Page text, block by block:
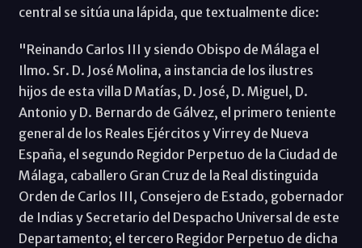
central se sitúa una lápida, que textualmente dice:
"Reinando Carlos III y siendo Obispo de Málaga el
Ilmo. Sr. D. José Molina, a instancia de los ilustres
hijos de esta villa D Matías, D. José, D. Miguel, D.
Antonio y D. Bernardo de Gálvez, el primero teniente
general de los Reales Ejércitos y Virrey de Nueva
España, el segundo Regidor Perpetuo de la Ciudad de
Málaga, caballero Gran Cruz de la Real distinguida
Orden de Carlos III, Consejero de Estado, gobernador
de Indias y Secretario del Despacho Universal de este
Departamento; el tercero Regidor Perpetuo de dicha